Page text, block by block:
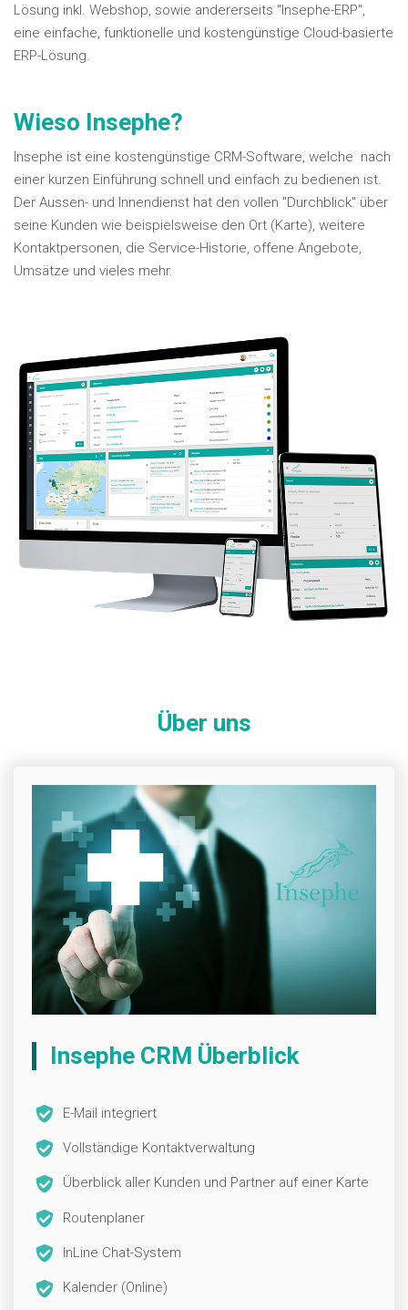
Lösung inkl. Webshop, sowie andererseits "Insephe-ERP",
eine einfache, funktionelle und kostengünstige Cloud-basierte
ERP-Lösung.
Wieso Insephe?
Insephe ist eine kostengünstige CRM-Software, welche nach
einer kurzen Einführung schnell und einfach zu bedienen ist.
Der Aussen- und Innendienst hat den vollen "Durchblick" über
seine Kunden wie beispielsweise den Ort (Karte), weitere
Kontaktpersonen, die Service-Historie, offene Angebote,
Umsätze und vieles mehr.
Über uns
Insephe CRM Überblick
E-Mail integriert
Vollständige Kontaktverwaltung
Überblick aller Kunden und Partner auf einer Karte
Routenplaner
InLine Chat-System
Kalender (Online)